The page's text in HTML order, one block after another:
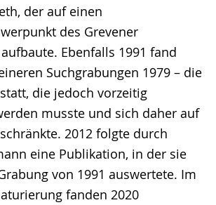
der auf einen
des Grevener
Ebenfalls 1991 fand
Suchgrabungen 1979 – die
die jedoch vorzeitig
musste und sich daher auf
2012 folgte durch
eine Publikation, in der sie
von 1991 auswertete. Im
fanden 2020